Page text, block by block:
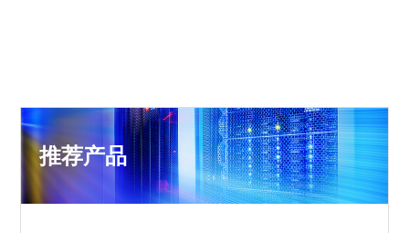
推荐产品